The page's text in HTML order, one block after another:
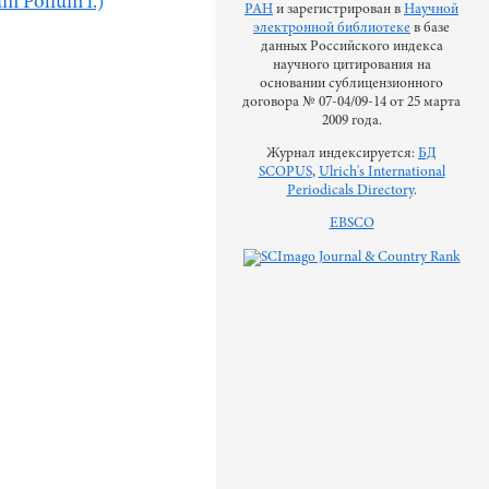
РАН и зарегистрирован в Научной
электронной библиотеке в базе
данных Российского индекса
научного цитирования на
основании сублицензионного
договора № 07-04/09-14 от 25 марта
2009 года.
Журнал индексируется: БД
SCOPUS, Ulrich's International
Periodicals Directory.
EBSCO